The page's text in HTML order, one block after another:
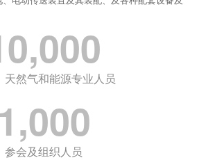
天然气和能源专业人员
1,000
参会及组织人员